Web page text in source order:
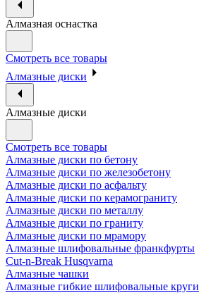
Алмазная оснастка
Смотреть все товары
Алмазные диски
Алмазные диски
Смотреть все товары
Алмазные диски по бетону
Алмазные диски по железобетону
Алмазные диски по асфальту
Алмазные диски по керамограниту
Алмазные диски по металлу
Алмазные диски по граниту
Алмазные диски по мрамору
Алмазные шлифовальные франкфурты
Cut-n-Break Husqvarna
Алмазные чашки
Алмазные гибкие шлифовальные круги